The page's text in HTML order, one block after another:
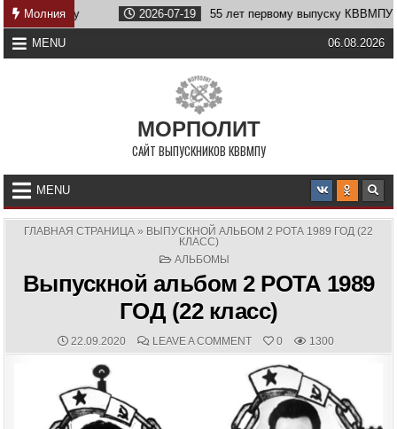
Skip
to
content
Молния2026-07-19 55 лет первому выпуску КВВМПУ
MENU 06.08.2026
МОРПОЛИТ
САЙТ ВЫПУСКНИКОВ КВВМПУ
MENU
ГЛАВНАЯ СТРАНИЦА » ВЫПУСКНОЙ АЛЬБОМ 2 РОТА 1989 ГОД (22
КЛАСС)
POSTED
АЛЬБОМЫ
Выпускной альбом 2 РОТА 1989
ГОД (22 класс)
PUBLISHED
DATE:
22.09.2020 COMMENTS:
LEAVE A COMMENTON
ВЫПУСКНОЙ
АЛЬБОМ
2
РОТА
1989
ГОД
(22
КЛАСС)
0 1300